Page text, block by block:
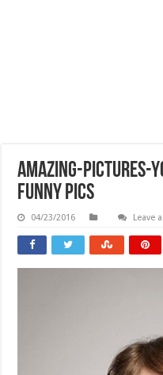
Amazing-Pictures-
Funny Pics
04/23/2016 Leave